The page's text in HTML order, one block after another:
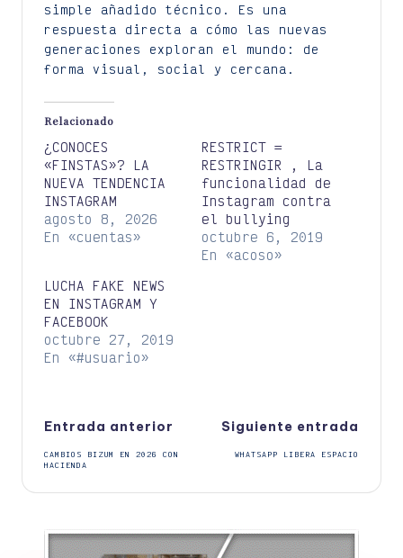
simple añadido técnico. Es una
respuesta directa a cómo las nuevas
generaciones exploran el mundo: de
forma visual, social y cercana.
Relacionado
¿CONOCES
«FINSTAS»? LA
NUEVA TENDENCIA
INSTAGRAM
agosto 8, 2026
En «cuentas»
RESTRICT =
RESTRINGIR , La
funcionalidad de
Instagram contra
el bullying
octubre 6, 2019
En «acoso»
LUCHA FAKE NEWS
EN INSTAGRAM Y
FACEBOOK
octubre 27, 2019
En «#usuario»
Navegación
de
entradas
Entrada anterior
CAMBIOS BIZUM EN 2026 CON
HACIENDA
Siguiente entrada
WHATSAPP LIBERA ESPACIO